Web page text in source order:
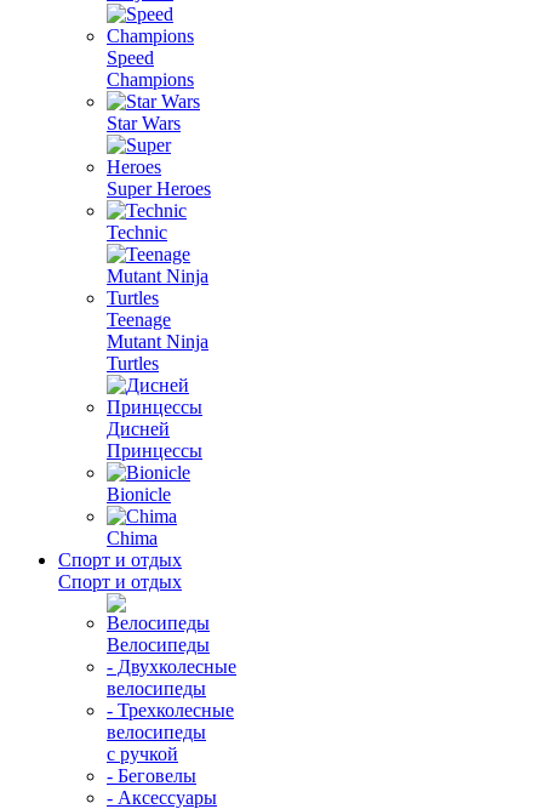
Speed
Champions
Star Wars
Super Heroes
Technic
Teenage
Mutant Ninja
Turtles
Дисней
Принцессы
Bionicle
Chima
Спорт и отдых
Спорт и отдых
Велосипеды
- Двухколесные
велосипеды
- Трехколесные
велосипеды
с ручкой
- Беговелы
- Аксессуары